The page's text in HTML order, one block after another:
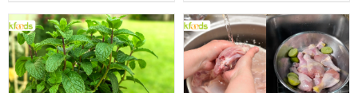
منرلز اور اینٹی آکسیڈنٹس
سے بھرپور اس سبزی کے
فائدے
بنانے کے چند قدرتی طریقے